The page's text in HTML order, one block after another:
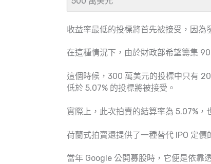
收益率最低的投標將首先被接受，因為
在這種情況下，由於財政部希望籌集
這個時候，300 萬美元的投標中只有
低於 5.07% 的投標將被接受。
實際上，此次拍賣的結算率為 5.07%，
荷蘭式拍賣還提供了一種替代 IPO 定價
當年 Google 公開募股時，它便是依靠